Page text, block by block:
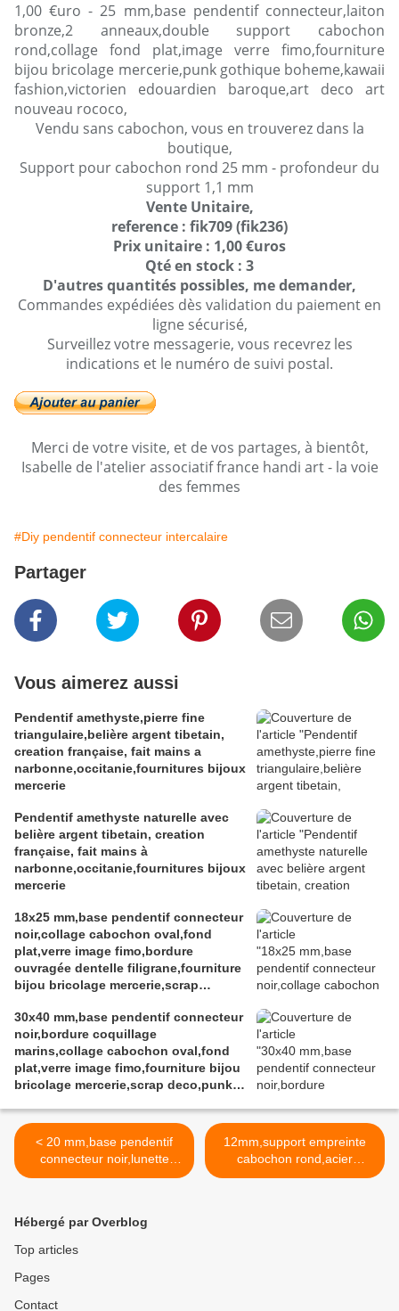
1,00 €uro - 25 mm,base pendentif connecteur,laiton
bronze,2 anneaux,double support cabochon
rond,collage fond plat,image verre fimo,fourniture
bijou bricolage mercerie,punk gothique boheme,kawaii
fashion,victorien edouardien baroque,art deco art
nouveau rococo,
Vendu sans cabochon, vous en trouverez dans la
boutique,
Support pour cabochon rond 25 mm - profondeur du
support 1,1 mm
Vente Unitaire,
reference : fik709 (fik236)
Prix unitaire : 1,00 €uros
Qté en stock : 3
D'autres quantités possibles, me demander,
Commandes expédiées dès validation du paiement en
ligne sécurisé,
Surveillez votre messagerie, vous recevrez les
indications et le numéro de suivi postal.
Merci de votre visite, et de vos partages, à bientôt,
Isabelle de l'atelier associatif france handi art - la voie
des femmes
#Diy pendentif connecteur intercalaire
Partager
Vous aimerez aussi
Pendentif amethyste,pierre fine
triangulaire,belière argent tibetain,
creation française, fait mains a
narbonne,occitanie,fournitures bijoux
mercerie
Pendentif amethyste naturelle avec
belière argent tibetain, creation
française, fait mains à
narbonne,occitanie,fournitures bijoux
mercerie
18x25 mm,base pendentif connecteur
noir,collage cabochon oval,fond
plat,verre image fimo,bordure
ouvragée dentelle filigrane,fourniture
bijou bricolage mercerie,scrap
fashion mode,pour ateliers du fait
mains,victorien edouardien
baroque,rococo
30x40 mm,base pendentif connecteur
noir,bordure coquillage
marins,collage cabochon oval,fond
plat,verre image fimo,fourniture bijou
bricolage mercerie,scrap deco,punk
< 20 mm,base pendentif
connecteur noir,lunette
cadre ouvert,bordure
fimo,fourniture bijou
bricolage mercerie,scrap
boheme,kawaii fashion
12mm,support empreinte
cabochon rond,acier
inoxydable,collage
Hébergé par Overblog
Top articles
Pages
Contact